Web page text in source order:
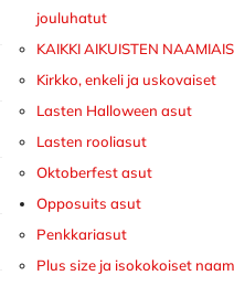
jouluhatut
KAIKKI AIKUISTEN
Kirkko, enkeli ja uskovaiset
Lasten Halloween asut
Lasten rooliasut
Oktoberfest asut
Opposuits asut
Penkkariasut
Plus size ja isokokoiset